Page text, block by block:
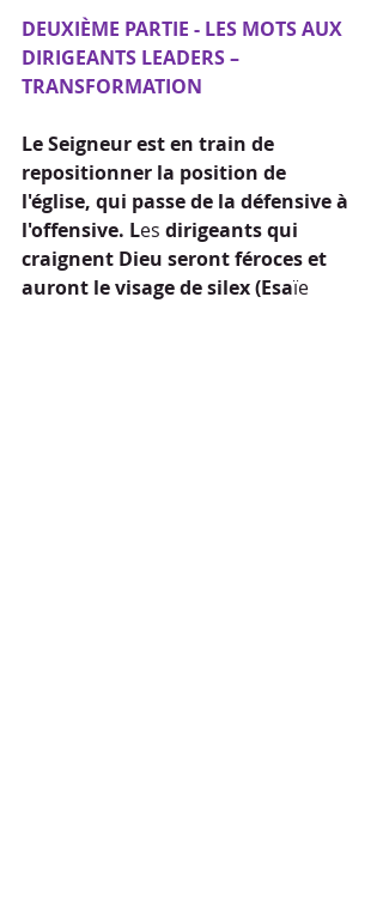
DEUXIÈME PARTIE - LES MOTS AUX
DIRIGEANTS LEADERS –
TRANSFORMATION
Le Seigneur est en train de
repositionner la position de
l'église, qui passe de la défensive à
l'offensive. Les dirigeants qui
craignent Dieu seront féroces et
auront le visage de silex (Esaïe